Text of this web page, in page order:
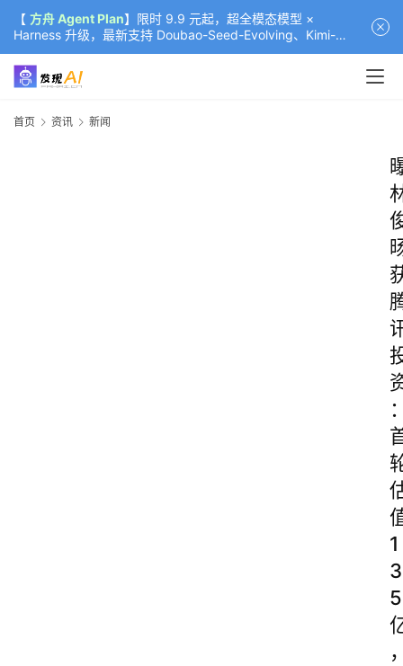
【 方舟 Agent Plan】限时 9.9 元起，超全模态模型 ×
Harness 升级，最新支持 Doubao-Seed-Evolving、Kimi-
K3（部分）、GLM-5.2
首页 资讯 新闻
1
3
5